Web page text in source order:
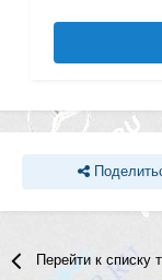
Перейти к списку